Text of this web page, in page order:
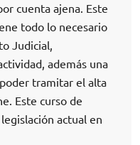
cuenta ajena. Este
todo lo necesario
Judicial,
además una
tramitar el alta
Este curso de
actual en